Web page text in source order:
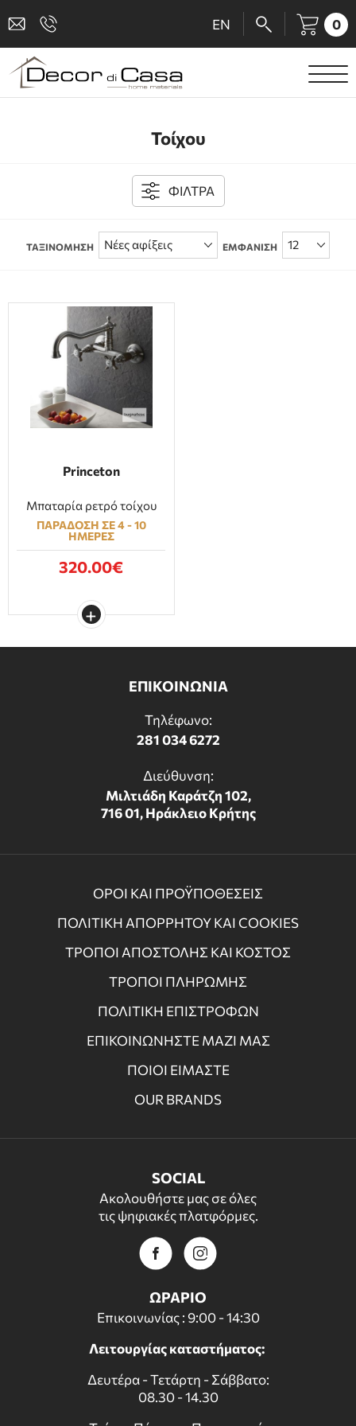
EN 0
ΕΙΔΗ ΥΓΙΕΙΝΗΣ
ΑΞΕΣΟΥΑΡ ΜΠΑΝΙΟΥ
ΚΟΥΖΙΝΑ
ΕΠΙΠΛΑ ΜΠΑΝΙΟΥ
ΠΟΡΤΕΣ
Τοίχου
ΦΙΛΤΡΑ
ΤΑΞΙΝΟΜΗΣΗ ΕΜΦΑΝΙΣΗ
Princeton
Μπαταρία ρετρό τοίχου
ΠΑΡΑΔΟΣΗ ΣΕ 4 - 10
ΗΜΕΡΕΣ
320.00€
ΕΠΙΚΟΙΝΩΝΙΑ
Τηλέφωνο:
281 034 6272
Διεύθυνση:
Μιλτιάδη Καράτζη 102,
716 01, Ηράκλειο Κρήτης
ΟΡΟΙ ΚΑΙ ΠΡΟΫΠΟΘΕΣΕΙΣ
ΠΟΛΙΤΙΚΗ ΑΠΟΡΡΗΤΟΥ ΚΑΙ COOKIES
ΤΡΟΠΟΙ ΑΠΟΣΤΟΛΗΣ ΚΑΙ ΚΟΣΤΟΣ
ΤΡΟΠΟΙ ΠΛΗΡΩΜΗΣ
ΠΟΛΙΤΙΚΗ ΕΠΙΣΤΡΟΦΩΝ
ΕΠΙΚΟΙΝΩΝΗΣΤΕ ΜΑΖΙ ΜΑΣ
ΠΟΙΟΙ ΕΙΜΑΣΤΕ
OUR BRANDS
SOCIAL
Ακολουθήστε μας σε όλες
τις ψηφιακές πλατφόρμες.
ΩΡΑΡΙΟ
Επικοινωνίας : 9:00 - 14:30
Λειτουργίας καταστήματος:
Δευτέρα - Τετάρτη - Σάββατο:
08.30 - 14.30